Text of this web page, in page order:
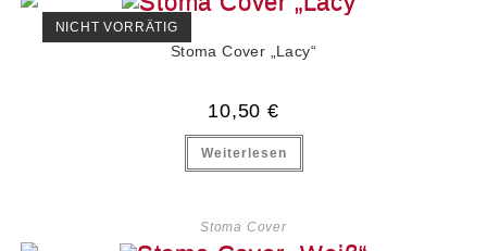
NICHT VORRÄTIG
Stoma Cover „Lacy“
10,50 €
Weiterlesen
Stoma Cover